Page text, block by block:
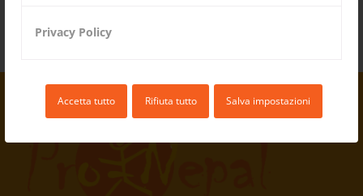
Privacy Policy
Accetta tutto Rifiuta tutto Salva impostazioni